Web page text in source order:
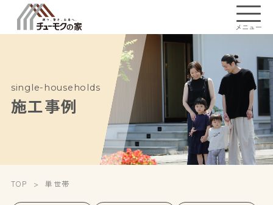
メニュー
single-households
施工事例
TOP 単世帯